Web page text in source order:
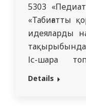
5303
«Табиғатты
идеяларды
тақырыбында
Іс-шара
Details